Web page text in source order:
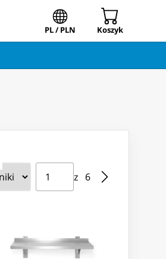
PL / PLN Koszyk
Strona ⁨1⁩ z ⁨6⁩
z ⁨6⁩
Przejdź do strony